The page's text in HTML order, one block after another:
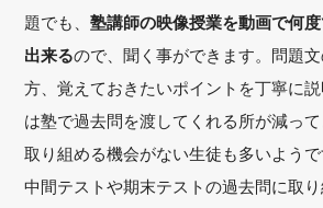
題でも、塾講師の映像授業を動画で何
出来るので、聞く事ができます。問題
方、覚えておきたいポイントを丁寧に
は塾で過去問を渡してくれる所が減っ
取り組める機会がない生徒も多いよう
中間テストや期末テストの過去問に取